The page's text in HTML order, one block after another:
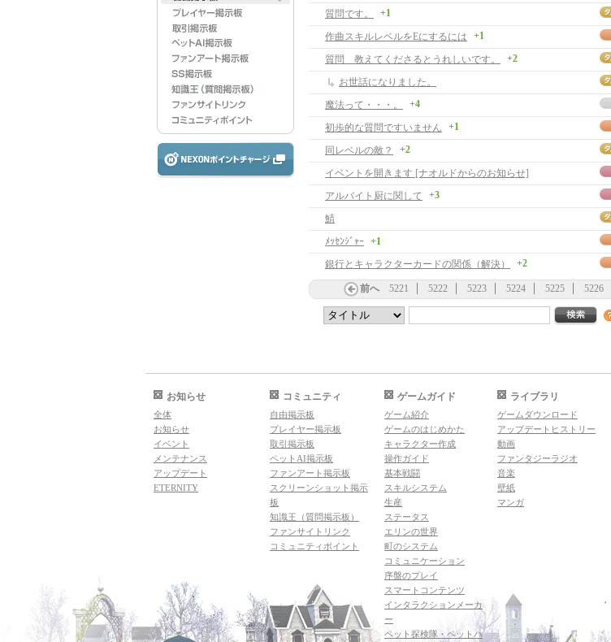
質問です。
+1
作曲スキルレベルをEにするには
+1
質問 教えてくださるとうれしいです。
+2
お世話になりました。
魔法って・・・。
+4
初歩的な質問ですいません
+1
同レベルの敵？
+2
イベントを開きます [ナオルドからのお知らせ]
アルバイト厨に関して
+3
鯖
ﾒｯｾﾝｼﾞｬｰ +1
銀行とキャラクターカードの関係（解決）
+2
前へ 5221 5222 5223 5224 5225 5226
お知らせ
全体
お知らせ
イベント
メンテナンス
アップデート
ETERNITY
コミュニティ
自由掲示板
プレイヤー掲示板
取引掲示板
ペットAI掲示板
ファンアート掲示板
スクリーンショット掲示
板
知識王（質問掲示板）
ファンサイトリンク
コミュニティポイント
ゲームガイド
ゲーム紹介
ゲームのはじめかた
キャラクター作成
操作ガイド
基本戦闘
スキルシステム
生産
ステータス
エリンの世界
町のシステム
コミュニケーション
序盤のプレイ
スマートコンテンツ
インタラクションメーカ
ー
ペット探検隊・ペットハ
ライブラリ
ゲームダウンロード
アップデートヒストリー
動画
ファンタジーラジオ
音楽
壁紙
マンガ